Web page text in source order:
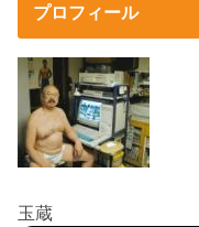
プロフィール
玉蔵